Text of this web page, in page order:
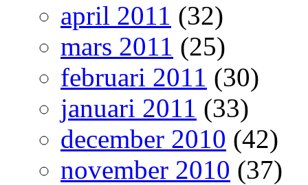
april 2011 (32)
mars 2011 (25)
februari 2011 (30)
januari 2011 (33)
december 2010 (42)
november 2010 (37)